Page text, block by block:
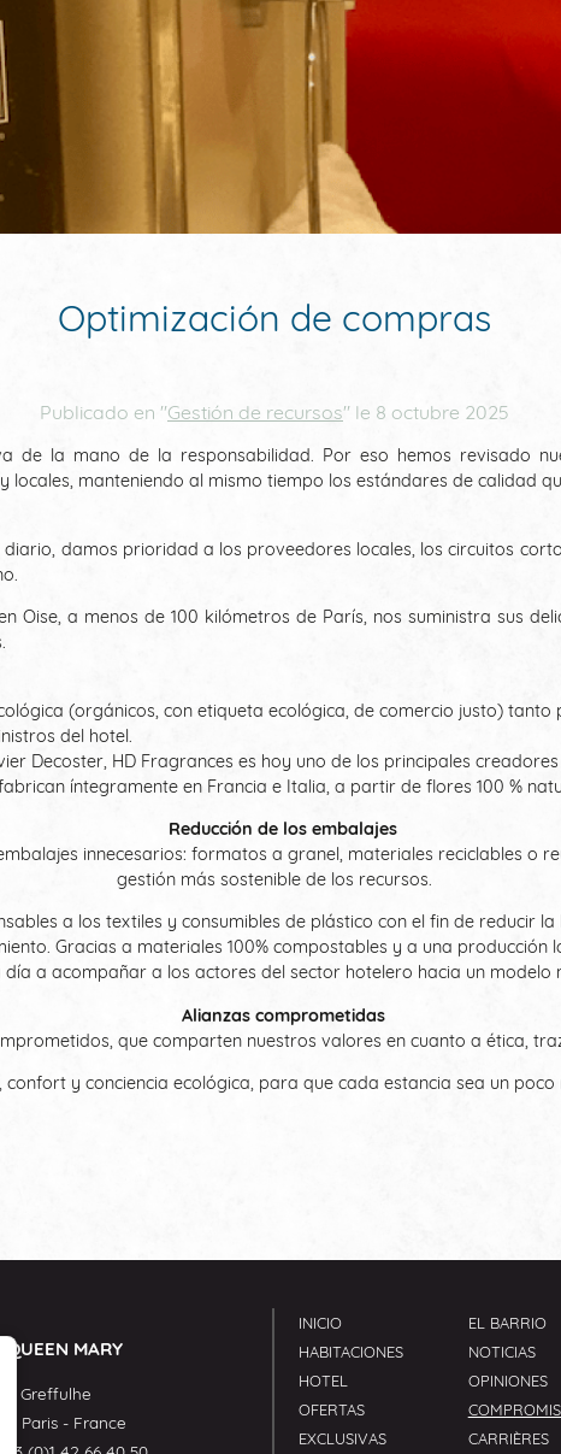
Optimización de compras
Publicado en "Gestión de recursos" le 8 octubre 2025
de la mano de la responsabilidad. Por eso hemos revisado
manteniendo al mismo tiempo los estándares de calidad
damos prioridad a los proveedores locales, los circuitos
Oise, a menos de 100 kilómetros de París, nos suministra sus
(orgánicos, con etiqueta ecológica, de comercio justo)
del hotel.
Decoster, HD Fragrances es hoy uno de los principales
íntegramente en Francia e Italia, a partir de flores 100 %
Reducción de los embalajes
innecesarios: formatos a granel, materiales reciclables o
gestión más sostenible de los recursos.
a los textiles y consumibles de plástico con el fin de reducir
Gracias a materiales 100% compostables y a una producción
a acompañar a los actores del sector hotelero hacia un modelo
Alianzas comprometidas
que comparten nuestros valores en cuanto a ética,
y conciencia ecológica, para que cada estancia sea un
QUEEN MARY
Greffulhe
Paris- France
INICIO
HABITACIONES
HOTEL
OFERTAS
EXCLUSIVAS
EL BARRIO
NOTICIAS
OPINIONES
CARRIÈRES